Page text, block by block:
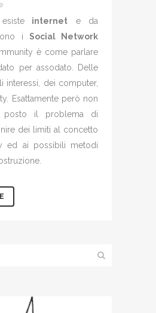
internet e da
i Social Network
è come parlare
per assodato. Delle
interessi, dei computer,
Esattamente però non
il problema di
dei limiti al concetto
ed ai possibili metodi